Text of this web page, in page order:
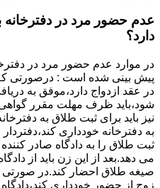
عدم حضور مرد در
دارد؟
در موارد عدم حضور مرد در
پیش بینی شده است : درصورتی
در عقد ازدواج دارد،موفق به
شود،باید ظرف مهلت مقرر گواهی
نیز باید برای ثبت طلاق به
به دفترخانه خودداری
ثبت طلاق را به دادگاه صادر
می دهد.بعد از این زن باید از
صیغه طلاق احضار کند.در صورتی
زوج از حضور خودداری